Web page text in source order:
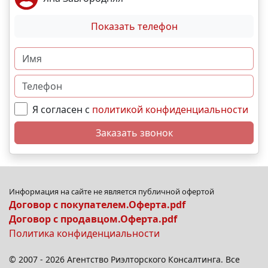
Показать телефон
Я согласен с политикой конфиденциальности
Заказать звонок
Информация на сайте не является публичной офертой
Договор с покупателем.Оферта.pdf
Договор с продавцом.Оферта.pdf
Политика конфиденциальности
© 2007 - 2026 Агентство Риэлторского Консалтинга. Все